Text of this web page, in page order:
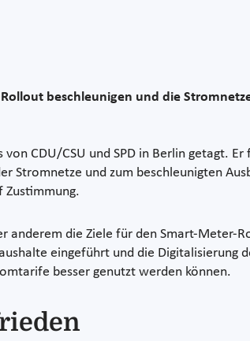
beschleunigen und die
CDU/CSU und SPD in Berlin getagt.
Stromnetze und zum beschleunigten
Zustimmung.
anderem die Ziele für den Smart-Meter-
eingeführt und die
besser genutzt werden können.